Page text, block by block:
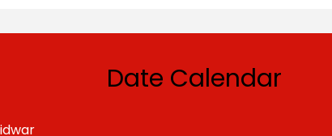
Date Calendar